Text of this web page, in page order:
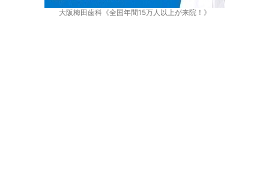
大阪梅田歯科《全国年間15万人以上が来院！》